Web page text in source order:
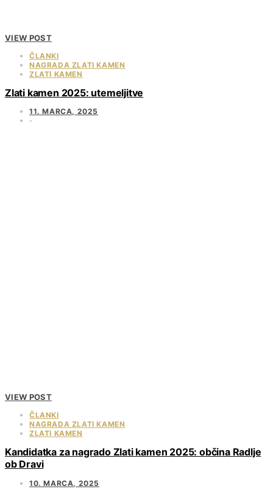
VIEW POST
ČLANKI
NAGRADA ZLATI KAMEN
ZLATI KAMEN
Zlati kamen 2025: utemeljitve
11. MARCA, 2025
VIEW POST
ČLANKI
NAGRADA ZLATI KAMEN
ZLATI KAMEN
Kandidatka za nagrado Zlati kamen 2025: občina Radlje
ob Dravi
10. MARCA, 2025